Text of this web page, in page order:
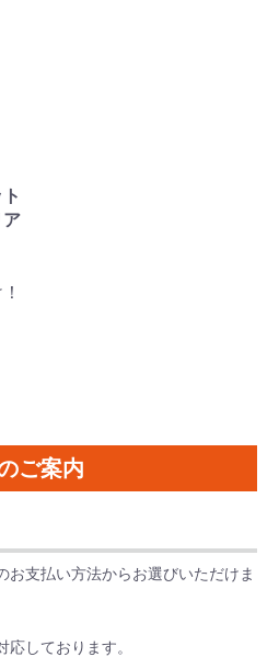
ご案内
お支払い方法からお選びいただけま
しております。